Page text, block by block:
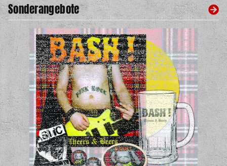
Sonderangebote